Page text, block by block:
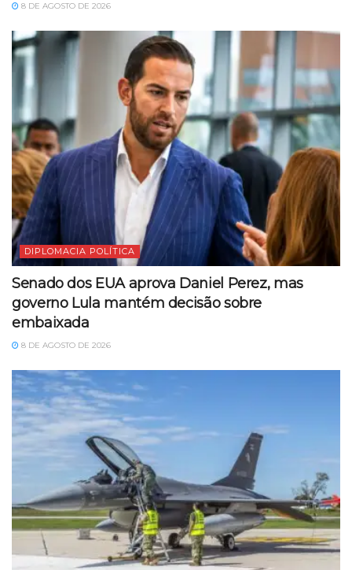
8 DE AGOSTO DE 2026
DIPLOMACIA POLÍTICA
Senado dos EUA aprova Daniel Perez, mas
governo Lula mantém decisão sobre
embaixada
8 DE AGOSTO DE 2026